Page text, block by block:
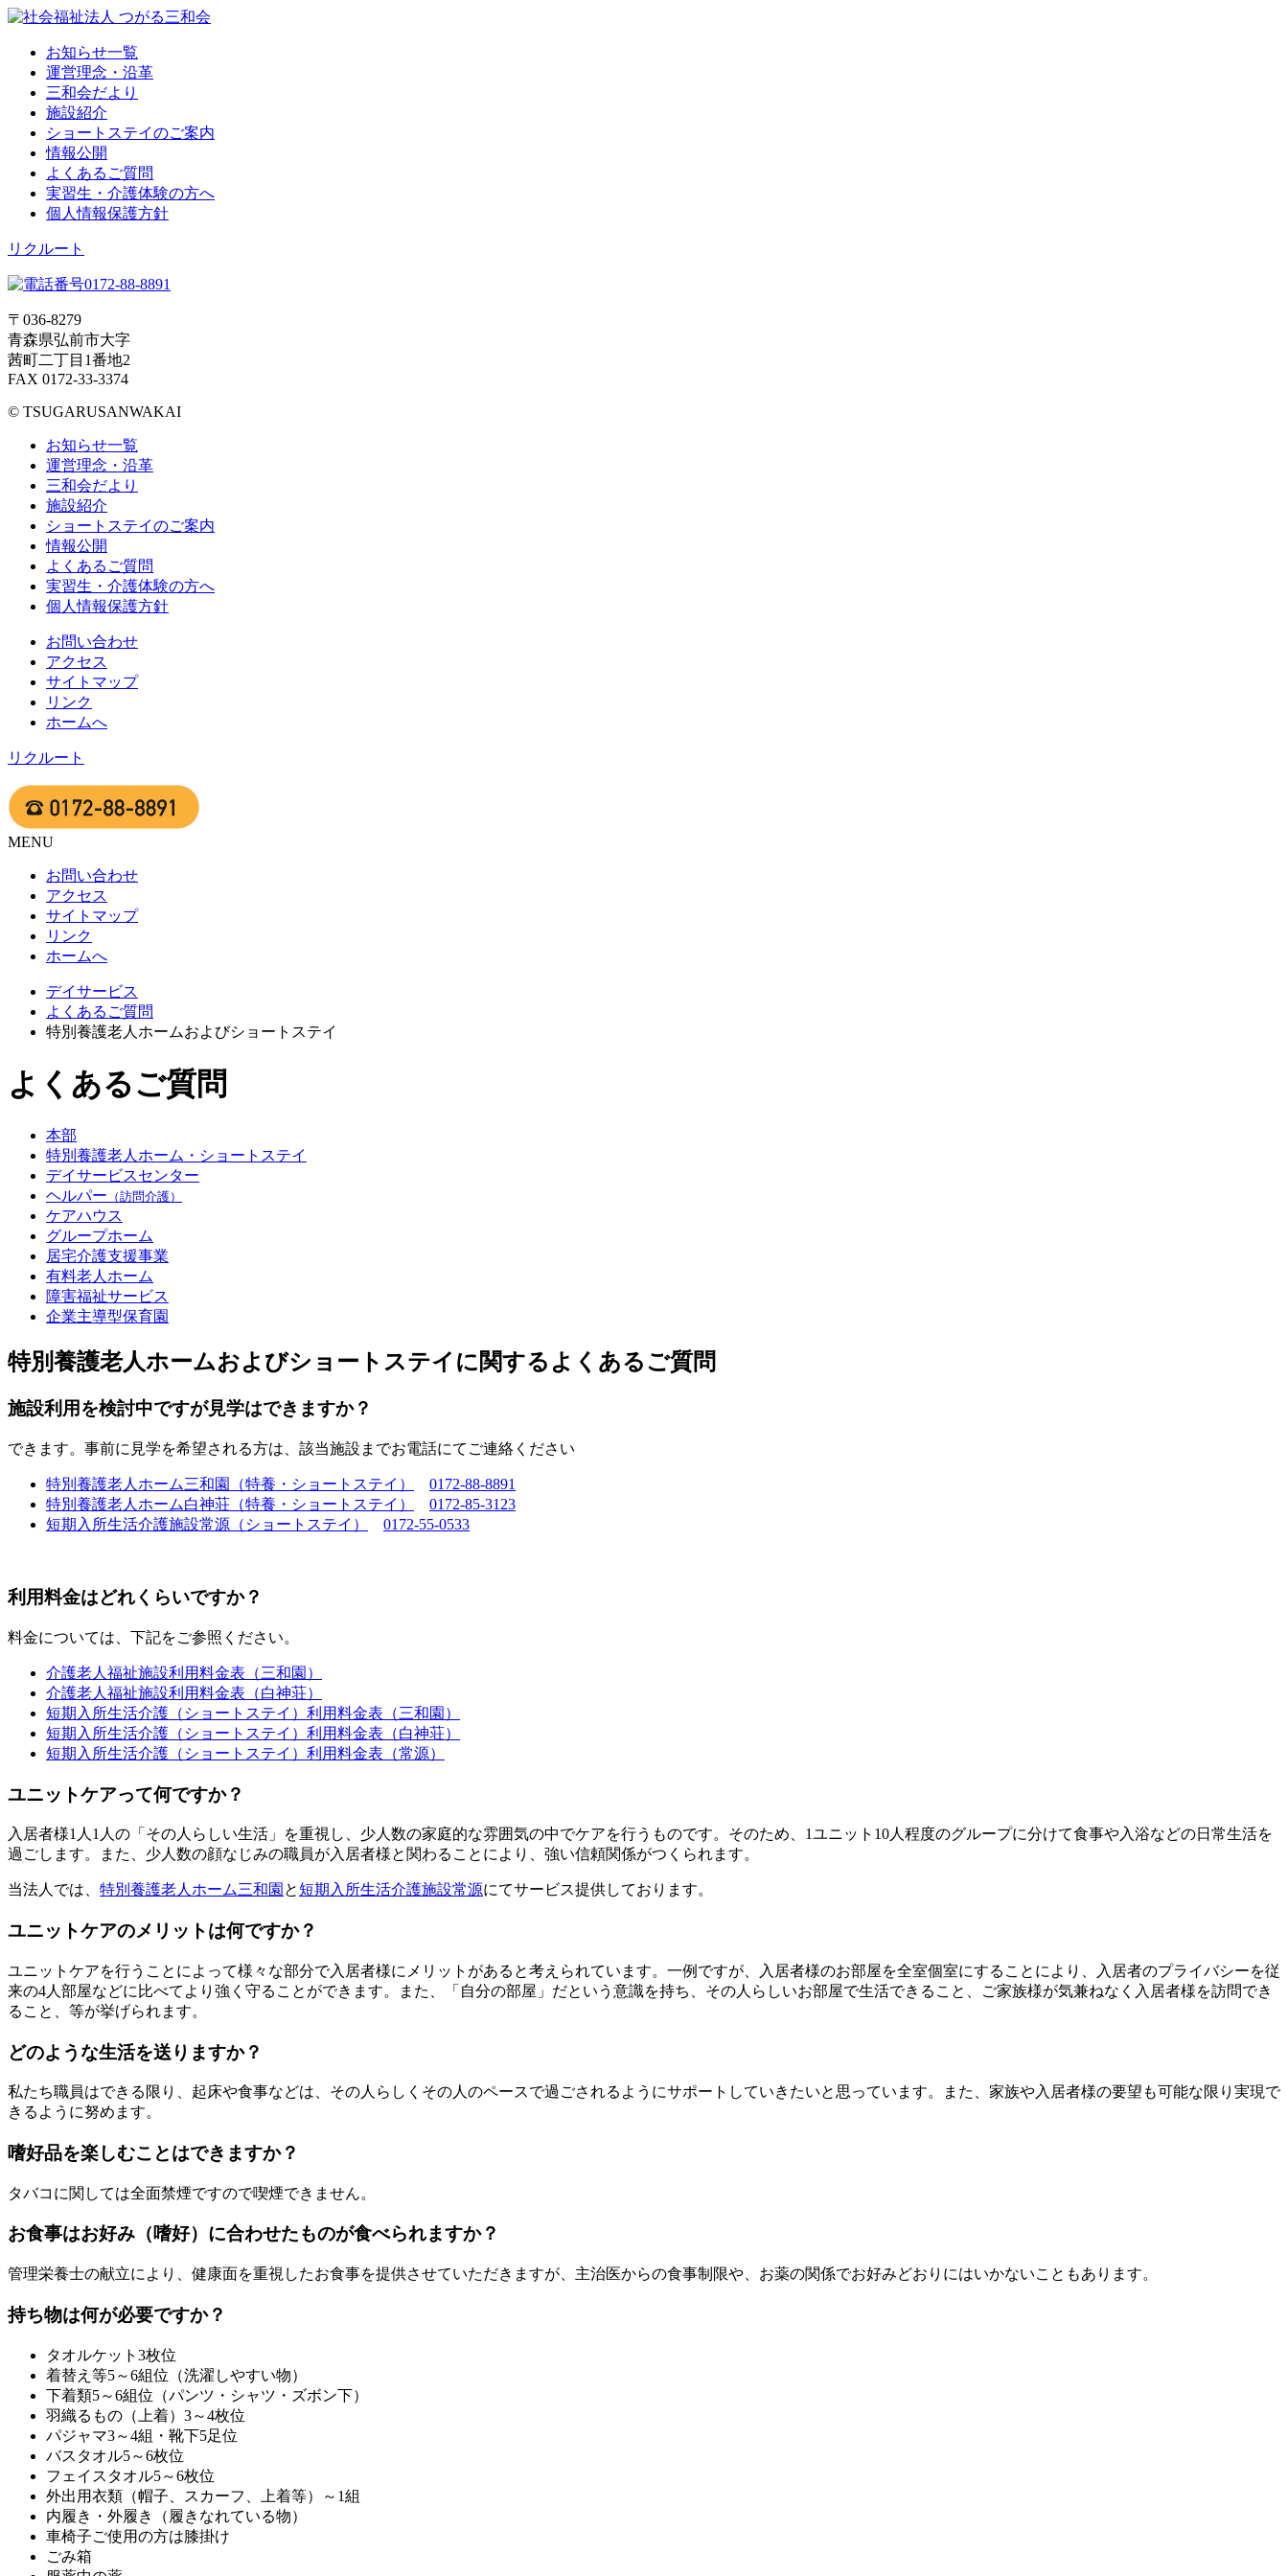
お知らせ一覧
運営理念・沿革
三和会だより
施設紹介
ショートステイのご案内
情報公開
よくあるご質問
実習生・介護体験の方へ
個人情報保護方針
リクルート
〒036-8279
青森県弘前市大字
茜町二丁目1番地2
FAX 0172-33-3374
© TSUGARUSANWAKAI
お知らせ一覧
運営理念・沿革
三和会だより
施設紹介
ショートステイのご案内
情報公開
よくあるご質問
実習生・介護体験の方へ
個人情報保護方針
お問い合わせ
アクセス
サイトマップ
リンク
ホームへ
リクルート
MENU
お問い合わせ
アクセス
サイトマップ
リンク
ホームへ
デイサービス
よくあるご質問
特別養護老人ホームおよびショートステイ
よくあるご質問
本部
特別養護老人ホーム・ショートステイ
デイサービスセンター
ヘルパー （訪問介護）
ケアハウス
グループホーム
居宅介護支援事業
有料老人ホーム
障害福祉サービス
企業主導型保育園
特別養護老人ホームおよびショートステイに関するよくあるご質問
施設利用を検討中ですが見学はできますか？
できます。事前に見学を希望される方は、該当施設までお電話にてご連絡ください
特別養護老人ホーム三和園（特養・ショートステイ）
0172-88-8891
特別養護老人ホーム白神荘（特養・ショートステイ）
0172-85-3123
短期入所生活介護施設常源（ショートステイ）
0172-55-0533
利用料金はどれくらいですか？
料金については、下記をご参照ください。
介護老人福祉施設利用料金表（三和園）
介護老人福祉施設利用料金表（白神荘）
短期入所生活介護（ショートステイ）利用料金表（三和園）
短期入所生活介護（ショートステイ）利用料金表（白神荘）
短期入所生活介護（ショートステイ）利用料金表（常源）
ユニットケアって何ですか？
入居者様1人1人の「その人らしい生活」を重視し、少人数の家庭的な雰囲気の中でケアを行うものです。そのため、1ユニット10人程度のグループに分けて食事や入浴などの日常生活を
過ごします。また、少人数の顔なじみの職員が入居者様と関わることにより、強い信頼関係がつくられます。
当法人では、 特別養護老人ホーム三和園 と短期入所生活介護施設常源にてサービス提供しております。
ユニットケアのメリットは何ですか？
ユニットケアを行うことによって様々な部分で入居者様にメリットがあると考えられています。一例ですが、入居者様のお部屋を全室個室にすることにより、入居者のプライバシーを従
来の4人部屋などに比べてより強く守ることができます。また、「自分の部屋」だという意識を持ち、その人らしいお部屋で生活できること、ご家族様が気兼ねなく入居者様を訪問でき
ること、等が挙げられます。
どのような生活を送りますか？
私たち職員はできる限り、起床や食事などは、その人らしくその人のペースで過ごされるようにサポートしていきたいと思っています。また、家族や入居者様の要望も可能な限り実現で
きるように努めます。
嗜好品を楽しむことはできますか？
タバコに関しては全面禁煙ですので喫煙できません。
お食事はお好み（嗜好）に合わせたものが食べられますか？
管理栄養士の献立により、健康面を重視したお食事を提供させていただきますが、主治医からの食事制限や、お薬の関係でお好みどおりにはいかないこともあります。
持ち物は何が必要ですか？
タオルケット3枚位
着替え等5～6組位（洗濯しやすい物）
下着類5～6組位（パンツ・シャツ・ズボン下）
羽織るもの（上着）3～4枚位
パジャマ3～4組・靴下5足位
バスタオル5～6枚位
フェイスタオル5～6枚位
外出用衣類（帽子、スカーフ、上着等）～1組
内履き・外履き（履きなれている物）
車椅子ご使用の方は膝掛け
ごみ箱